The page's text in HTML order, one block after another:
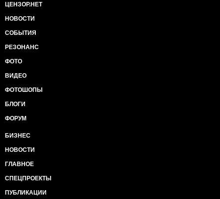
ЦЕНЗОР.НЕТ
НОВОСТИ
СОБЫТИЯ
РЕЗОНАНС
ФОТО
ВИДЕО
ФОТОШОПЫ
БЛОГИ
ФОРУМ
БИЗНЕС
НОВОСТИ
ГЛАВНОЕ
СПЕЦПРОЕКТЫ
ПУБЛИКАЦИИ